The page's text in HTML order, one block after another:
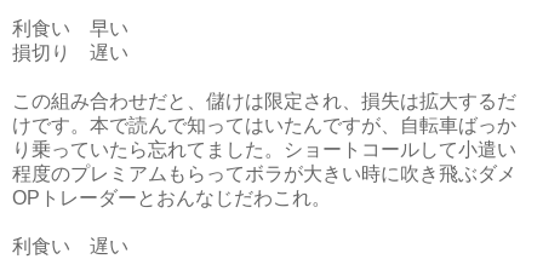
利食い 早い
損切り 遅い
この組み合わせだと、儲けは限定され、損失は拡大するだ
けです。本で読んで知ってはいたんですが、自転車ばっか
り乗っていたら忘れてました。ショートコールして小遣い
程度のプレミアムもらってボラが大きい時に吹き飛ぶダメ
OPトレーダーとおんなじだわこれ。
利食い 遅い